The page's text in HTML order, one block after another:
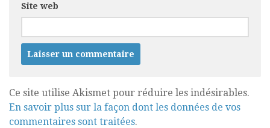
Site web
Ce site utilise Akismet pour réduire les indésirables.
En savoir plus sur la façon dont les données de vos
commentaires sont traitées.